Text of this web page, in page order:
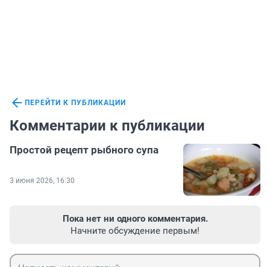
ПЕРЕЙТИ К ПУБЛИКАЦИИ
Комментарии к публикации
Простой рецепт рыбного супа
3 июня 2026, 16:30
Пока нет ни одного комментария.
Начните обсуждение первым!